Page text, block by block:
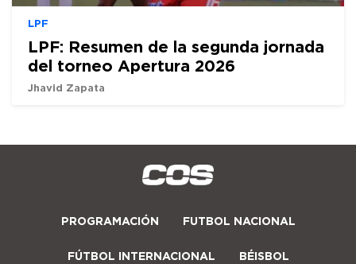
LPF
LPF: Resumen de la segunda jornada
del torneo Apertura 2026
Jhavid Zapata
PROGRAMACIÓN FUTBOL NACIONAL
FÚTBOL INTERNACIONAL BÉISBOL